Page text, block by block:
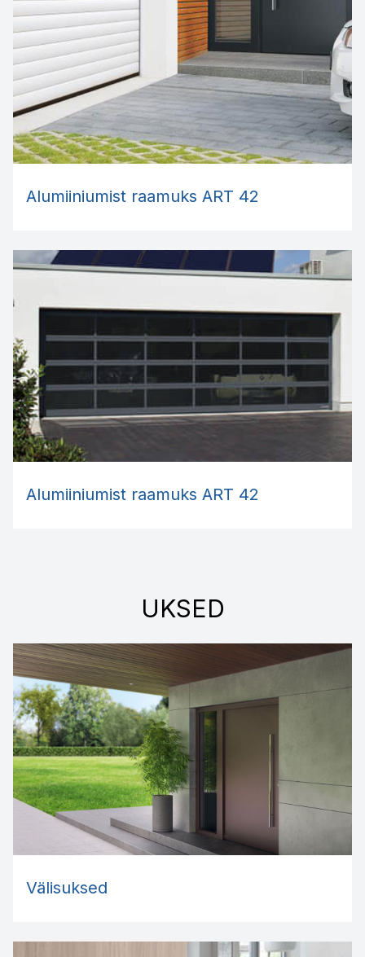
Alumiiniumist raamuks ART 42
Alumiiniumist raamuks ART 42
UKSED
Välisuksed